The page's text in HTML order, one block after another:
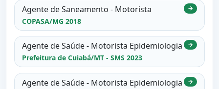
Agente de Saneamento - Motorista
COPASA/MG 2018
→
Agente de Saúde - Motorista Epidemiologia
Prefeitura de Cuiabá/MT - SMS 2023
→
Agente de Saúde - Motorista Epidemiologia →